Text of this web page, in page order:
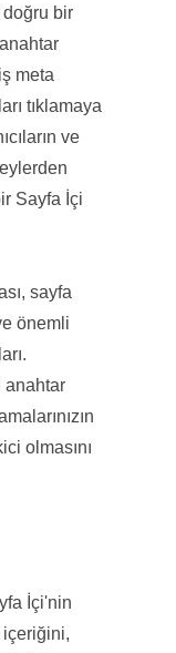
doğru bir
meta
tıklamaya
ve
Sayfa İçi
sayfa
önemli
anahtar
olmasını
İçi'nin
içeriğini,